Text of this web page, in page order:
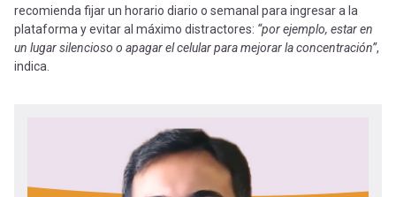
recomienda fijar un horario diario o semanal para ingresar a la
plataforma y evitar al máximo distractores: “por ejemplo, estar en
un lugar silencioso o apagar el celular para mejorar la concentración”,
indica.